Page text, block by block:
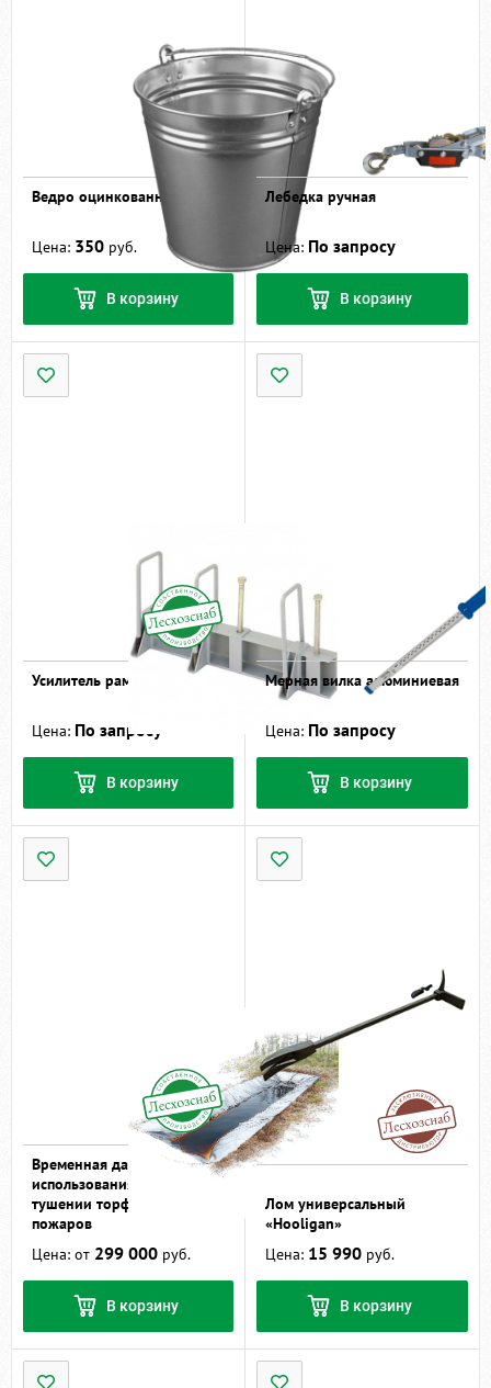
Ведро оцинкованное 9 л
Цена: 350 руб.
В корзину
Лебедка ручная
Цена: По запросу
В корзину
Усилитель рамы - УР-1/45
Цена: По запросу
В корзину
Мерная вилка алюминиевая
Цена: По запросу
В корзину
Временная дамба БОБР для
использования при
тушении торфяных
пожаров
Цена: от 299 000 руб.
В корзину
Лом универсальный
«Hooligan»
Цена: 15 990 руб.
В корзину